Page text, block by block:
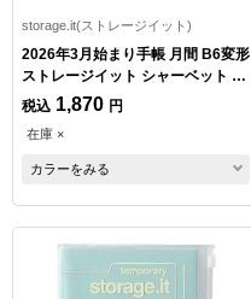
storage.it(ストレージイット)
2026年3月始まり手帳 月間 B6変形
ストレージイット シャーベット オ
レンジ
税込 1,870 円
在庫 ×
カラーをみる